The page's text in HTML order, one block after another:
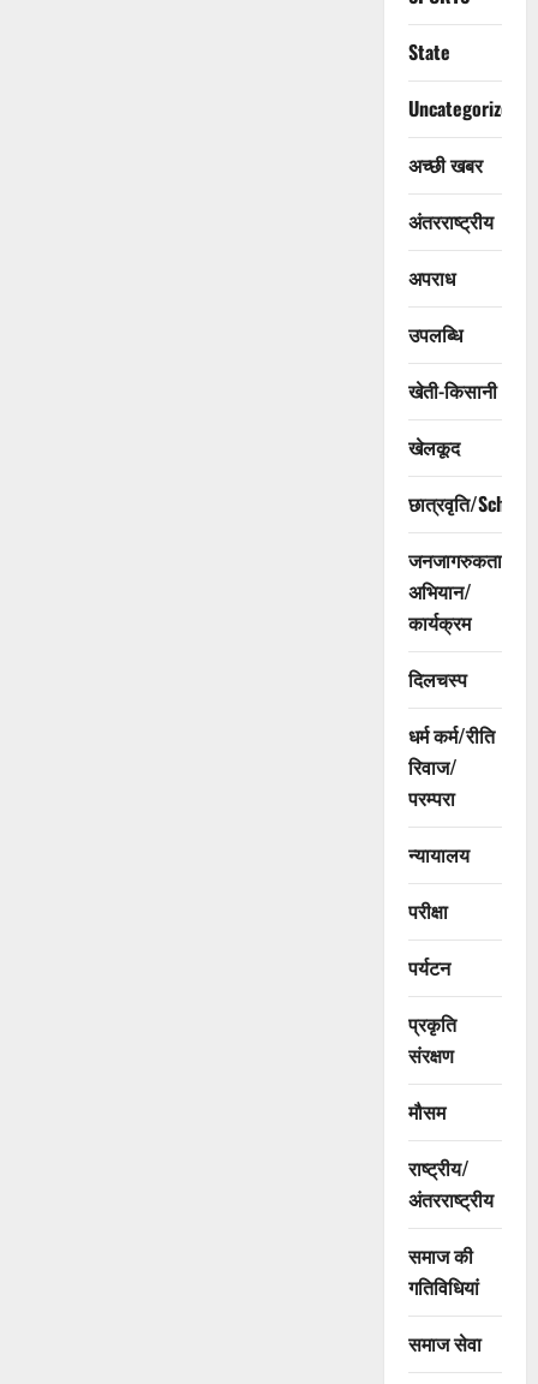
State
Uncategorized
अच्छी खबर
अंतरराष्ट्रीय
अपराध
उपलब्धि
खेती-किसानी
खेलकूद
छात्रवृति/
जनजागरुकता
अभियान/
कार्यक्रम
दिलचस्प
धर्म कर्म/रीति
रिवाज/
परम्परा
न्यायालय
परीक्षा
पर्यटन
प्रकृति
संरक्षण
मौसम
राष्ट्रीय/
अंतरराष्ट्रीय
समाज की
गतिविधियां
समाज सेवा